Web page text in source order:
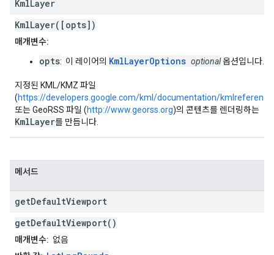
KmlLayer
KmlLayer([opts])
매개변수:
opts: 이 레이어의 KmlLayerOptions optional옵션입니다.
지정된 KML/KMZ 파일
(https://developers.google.com/kml/documentation/kmlreference
또는 GeoRSS 파일 (http://www.georss.org)의 콘텐츠를 렌더링하는
KmlLayer를 만듭니다.
메서드
getDefaultViewport
getDefaultViewport()
매개변수: 없음